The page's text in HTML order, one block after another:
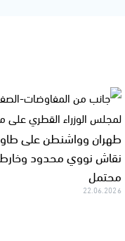
طهران وواشنطن على
نقاش نووي محدود
محتمل
22.06.2026